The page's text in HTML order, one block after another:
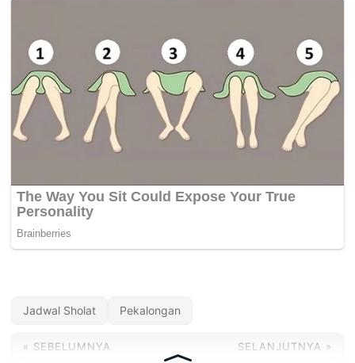
Jadwal Sholat Pekalongan
« SEBELUMNYA SELANJUTNYA »